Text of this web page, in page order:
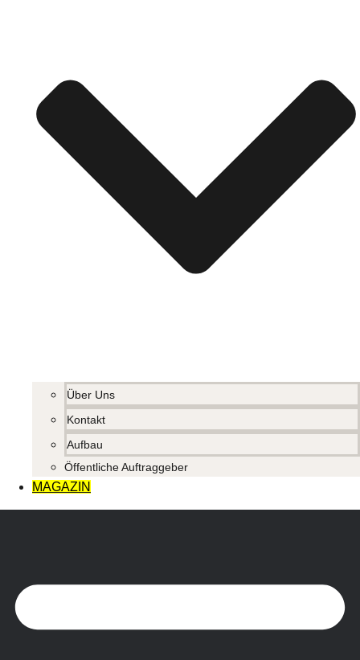
Über Uns
Kontakt
Aufbau
Öffentliche Auftraggeber
MAGAZIN